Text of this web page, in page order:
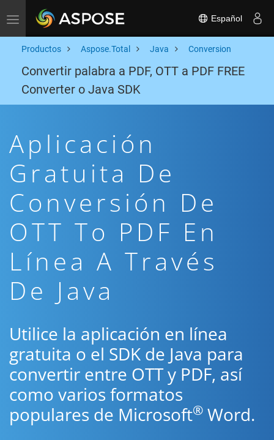
Toggle navigation Español
Productos Aspose.Total Java Conversion
Convertir palabra a PDF, OTT a PDF FREE
Converter o Java SDK
Aplicación
Gratuita De
Conversión De
OTT To PDF En
Línea A Través
De Java
Utilice la aplicación en línea
gratuita o el SDK de Java para
convertir entre OTT y PDF, así
como varios formatos
populares de Microsoft® Word.